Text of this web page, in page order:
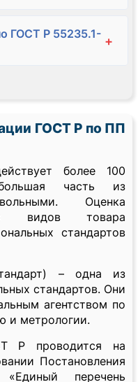
ГОСТ Р 55235.1- +
ГОСТ Р по ПП
более 100
часть из
Оценка
видов товара
стандартов
– одна из
стандартов. Они
агентством по
и метрологии.
Р проводится на
Постановления
перечень